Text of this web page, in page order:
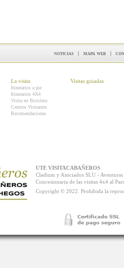
noticias | mapa web |
La visita
Itinerarios a pie
Itinerarios 4X4
Visita en Bicicleta
Centros Visitantes
Recomendaciones
Visitas guiadas
UTE VISITACABAÑEROS
Cladium y Asociados SLU -
Concesionaria de las visitas 4x4 al
Copyright © 2022. Prohibida la